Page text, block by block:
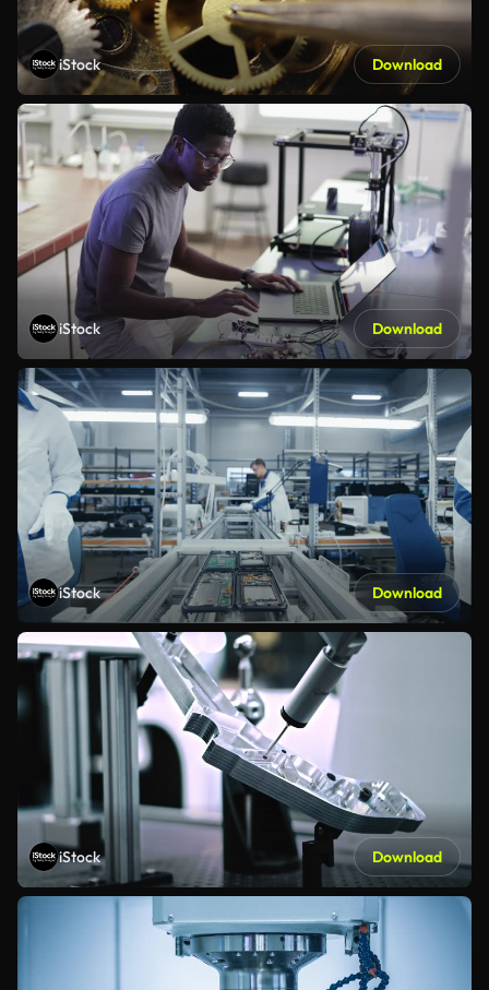
iStock Download
iStock Download
iStock Download
iStock Download